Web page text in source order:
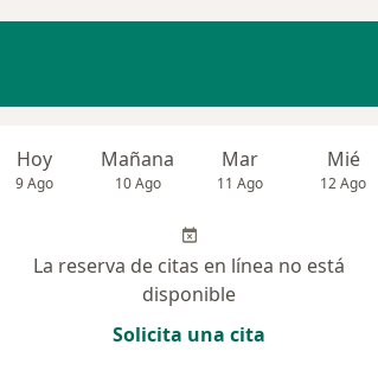
Hoy
9 Ago
Mañana
10 Ago
Mar
11 Ago
Mié
12 Ago
La reserva de citas en línea no está
disponible
Solicita una cita